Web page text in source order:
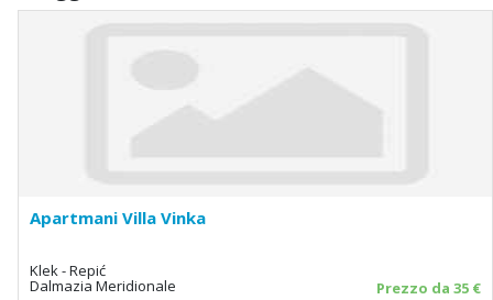
Apartmani Villa Vinka
Klek - Repić
Dalmazia Meridionale Prezzo da 35 €